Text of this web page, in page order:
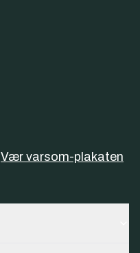
Vær varsom-plakaten